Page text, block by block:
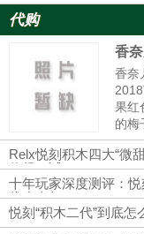
代购
香
香奈
果红
的梅
汁的
人的
是完
Relx悦刻积木四大“微
值得一试
十年玩家深度测评：
优劣真相
悦刻“积木二代”到底